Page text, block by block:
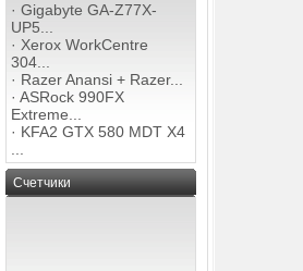
· Gigabyte GA-Z77X-
UP5...
· Xerox WorkCentre
304...
· Razer Anansi + Razer...
· ASRock 990FX
Extreme...
· KFA2 GTX 580 MDT X4
Счетчики